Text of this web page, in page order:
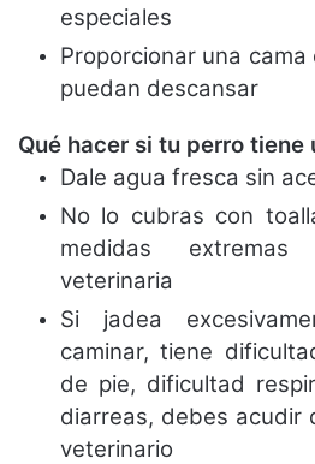
especiales
Proporcionar una
puedan descansar
Qué hacer si tu perro tiene
Dale agua fresca sin
No lo cubras con
medidas extremas
veterinaria
Si jadea
caminar, tiene
de pie, dificultad
diarreas, debes acudir
veterinario